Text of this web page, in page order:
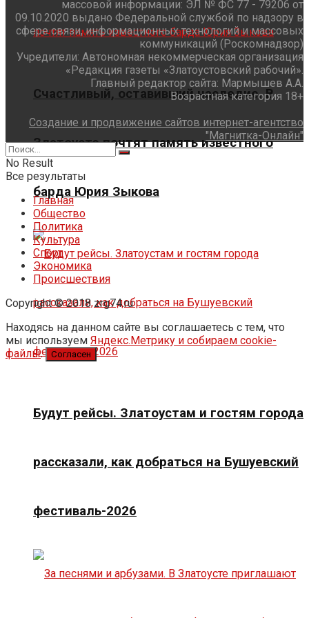
Счастливый, оставивший наследие. В
Златоусте почтят память известного
барда Юрия Зыкова
Будут рейсы. Златоустам и гостям города
рассказали, как добраться на Бушуевский
фестиваль-2026
массовой информации: ЭЛ № ФС 77 - 79206 от
09.10.2020 выдано Федеральной службой по надзору в
сфере связи, информационных технологий и массовых
коммуникаций (Роскомнадзор)
Учредители: Автономная некоммерческая организация
«Редакция газеты «Златоустовский рабочий».
Главный редактор сайта: Мармышев А.А.
Возрастная категория 18+
Создание и продвижение сайтов интернет-агентство
"Магнитка-Онлайн"
No Result
Все результаты
Главная
Общество
Политика
Культура
Спорт
Экономика
Происшествия
Copyright © 2018 zrg74.ru
Находясь на данном сайте вы соглашаетесь с тем, что
мы используем Яндекс.Метрику и собираем cookie-
файлы. Согласен